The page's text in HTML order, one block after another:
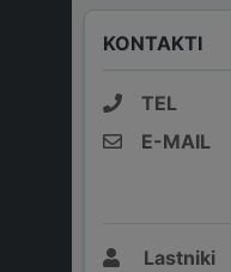
KONTAKTI
TEL
E-MAIL
Lastniki